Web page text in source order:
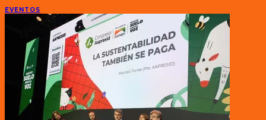
EVENTOS